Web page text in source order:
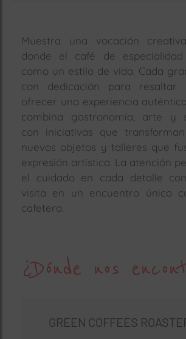
Muestra una vocación
donde el café de
como un estilo de vida. Cada
con dedicación para
ofrecer una experiencia
combina gastronomía, arte y
con iniciativas que
nuevos objetos y talleres que
expresión artística. La atención
el cuidado en cada detalle
visita en un encuentro único
cafetera.
¿Dónde nos
GREEN COFFEES